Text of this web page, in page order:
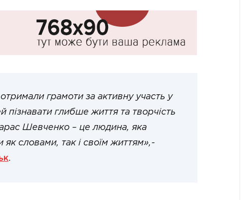
грамоти за активну участь у
пізнавати глибше життя та творчість
Шевченко – це людина, яка
словами, так і своїм життям»,-
.